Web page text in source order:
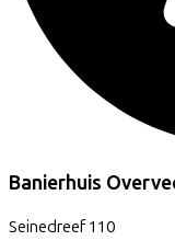
Banierhuis
Seinedreef 110